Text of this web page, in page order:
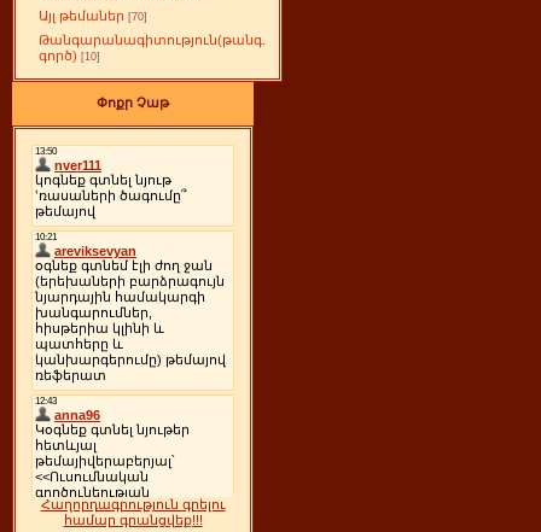
Այլ թեմաներ [70]
Թանգարանագիտություն(թանգ.
գործ) [10]
Փոքր Չաթ
Հաղորդագրություն գրելու
համար գրանցվեք!!!